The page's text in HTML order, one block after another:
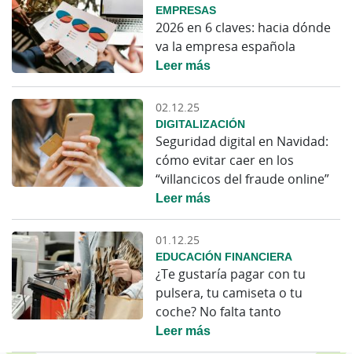
EMPRESAS
2026 en 6 claves: hacia dónde
va la empresa española
Leer más
02.12.25
DIGITALIZACIÓN
Seguridad digital en Navidad:
cómo evitar caer en los
“villancicos del fraude online”
Leer más
01.12.25
EDUCACIÓN FINANCIERA
¿Te gustaría pagar con tu
pulsera, tu camiseta o tu
coche? No falta tanto
Leer más